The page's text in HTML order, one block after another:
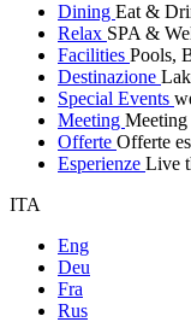
Dining Eat &
Relax SPA &
Facilities Pools,
Destinazione
Special Events
Meeting
Offerte Offerte
Esperienze Live
ITA
Eng
Deu
Fra
Rus